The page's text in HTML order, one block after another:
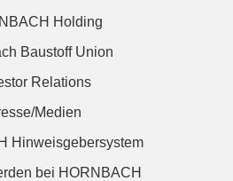
Holding
Baustoff Union
Relations
Medien
Hinweisgebersystem
bei HORNBACH